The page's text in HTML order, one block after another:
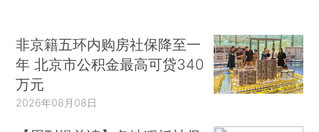
非京籍五环内购房社保降至一
年 北京市公积金最高可贷340
万元
2026年08月08日